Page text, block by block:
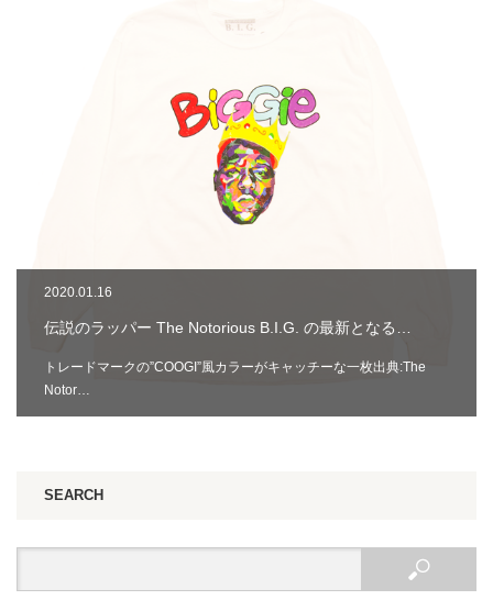
2020.01.16
伝説のラッパー The Notorious B.I.G. の最新となる…
トレードマークの”COOGI”風カラーがキャッチーな一枚出典:The
Notor…
SEARCH